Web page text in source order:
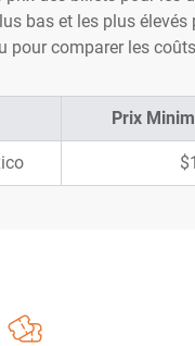
bas et les plus
pour comparer les
Prix